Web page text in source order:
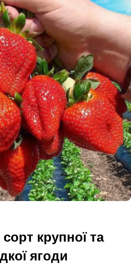
крупної та
ягоди